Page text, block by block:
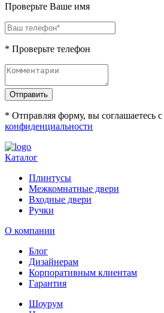
Проверьте Ваше имя
* Проверьте телефон
Отправить
* Отправляя форму, вы соглашаетесь с
конфиденциальности
Каталог
Плинтусы
Межкомнатные двери
Входные двери
Ручки
О компании
Блог
Дизайнерам
Корпоративным клиентам
Гарантия
Шоурум